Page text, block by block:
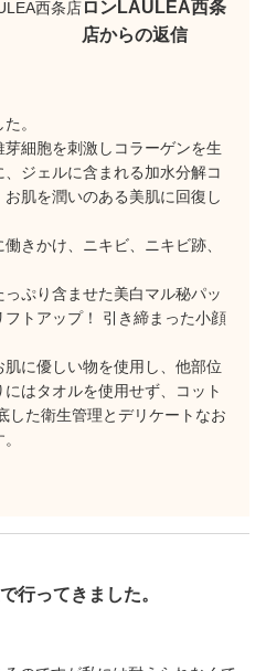
ロンLAULEA西条
店からの返信
。
細胞を刺激しコラーゲンを生
ジェルに含まれる加水分解コ
肌を潤いのある美肌に回復し
きかけ、ニキビ、ニキビ跡、
ぷり含ませた美白マル秘パッ
トアップ！ 引き締まった小顔
に優しい物を使用し、他部位
はタオルを使用せず、コット
した衛生管理とデリケートなお
行ってきました。